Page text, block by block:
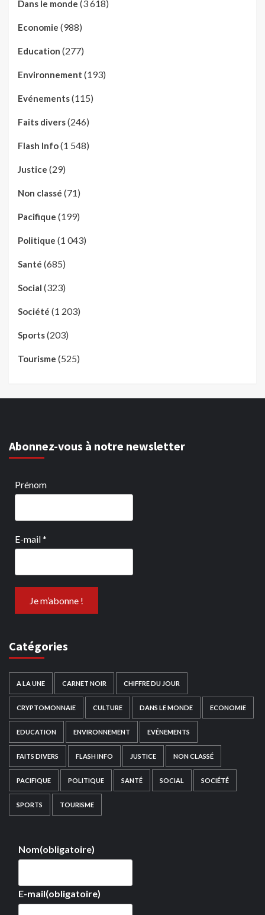
Dans le monde (3 618)
Economie (988)
Education (277)
Environnement (193)
Evénements(115)
Faits divers(246)
Flash Info(1 548)
Justice (29)
Non classé (71)
Pacifique (199)
Politique (1 043)
Santé (685)
Social (323)
Société (1 203)
Sports(203)
Tourisme (525)
Abonnez-vous à notre newsletter
Prénom
E-mail*
Catégories
A LA UNE CARNET NOIR CHIFFRE DU JOUR
CRYPTOMONNAIE CULTURE DANS LE MONDE ECONOMIE
EDUCATION ENVIRONNEMENT EVÉNEMENTS
FAITS DIVERS FLASH INFO JUSTICE NON CLASSÉ
PACIFIQUE POLITIQUE SANTÉ SOCIAL SOCIÉTÉ
SPORTS TOURISME
Nom(obligatoire)
E-mail(obligatoire)